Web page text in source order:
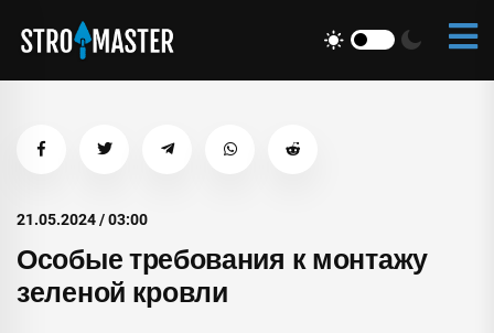
21.05.2024 / 03:00
Особые требования к монтажу
зеленой кровли